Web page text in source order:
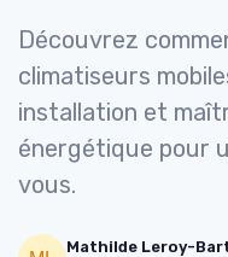
Découvrez
climatiseurs
installation et
énergétique pour
vous.
Mathilde Leroy-